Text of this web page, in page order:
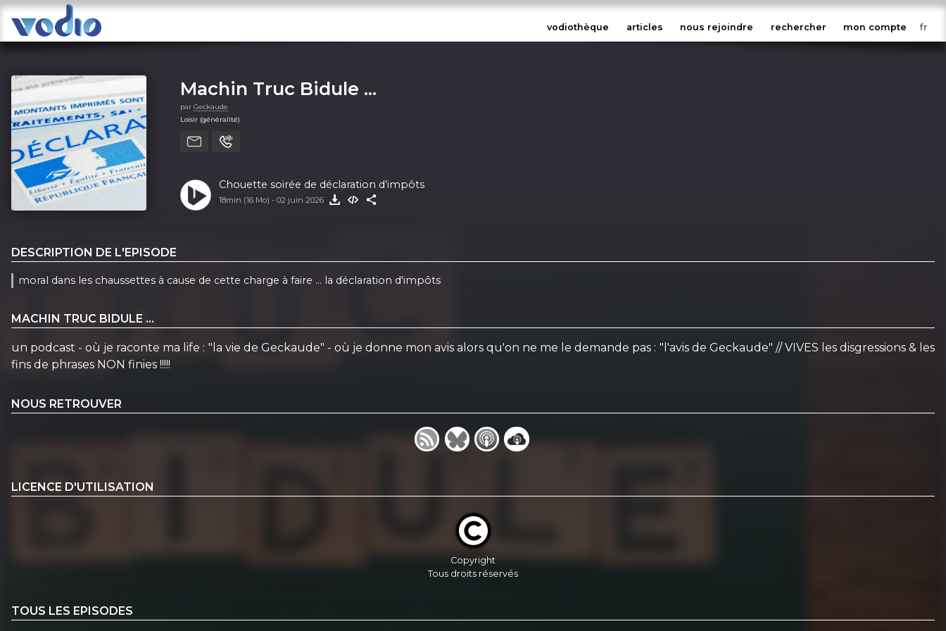
vodiothèque articles nous rejoindre rechercher mon compte
Machin Truc Bidule ...
par Geckaude
Loisir (généralité)
Chouette soirée de déclaration d’impôts
18min (16 Mo) - 02 juin 2026
DESCRIPTION DE L'EPISODE
moral dans les chaussettes à cause de cette charge à faire ... la déclaration d'impôts
MACHIN TRUC BIDULE ...
un podcast - où je raconte ma life : "la vie de Geckaude" - où je donne mon avis alors qu'on ne me le demande pas : "l'avis de Geckaude" // VIVES les disgressions & les
fins de phrases NON finies !!!!!
NOUS RETROUVER
LICENCE D'UTILISATION
Copyright
Tous droits réservés
TOUS LES EPISODES